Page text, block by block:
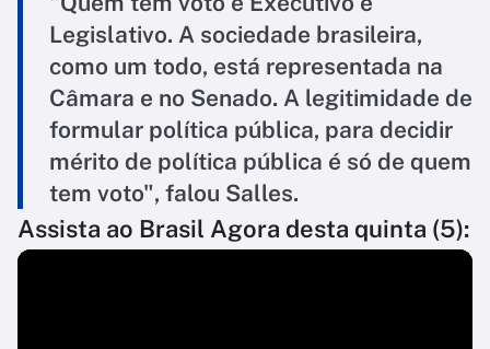
Legislativo. A sociedade brasileira,
como um todo, está representada na
Câmara e no Senado. A legitimidade de
formular política pública, para decidir
mérito de política pública é só de quem
tem voto", falou Salles.
Assista ao Brasil Agora desta quinta (5):